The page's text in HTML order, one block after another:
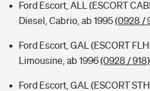
Ford Escort, ALL (ESCORT
Diesel, Cabrio, ab 1995(0928 /
Ford Escort, GAL (ESCORT
Limousine, ab 1996(0928 / 918)
Ford Escort, GAL (ESCORT